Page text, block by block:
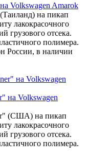
Volkswagen Amarok
на пикап
лакокрасочного
грузового отсека.
полимера.
России, в наличии
на Volkswagen
(США) на пикап
лакокрасочного
грузового отсека.
полимера.